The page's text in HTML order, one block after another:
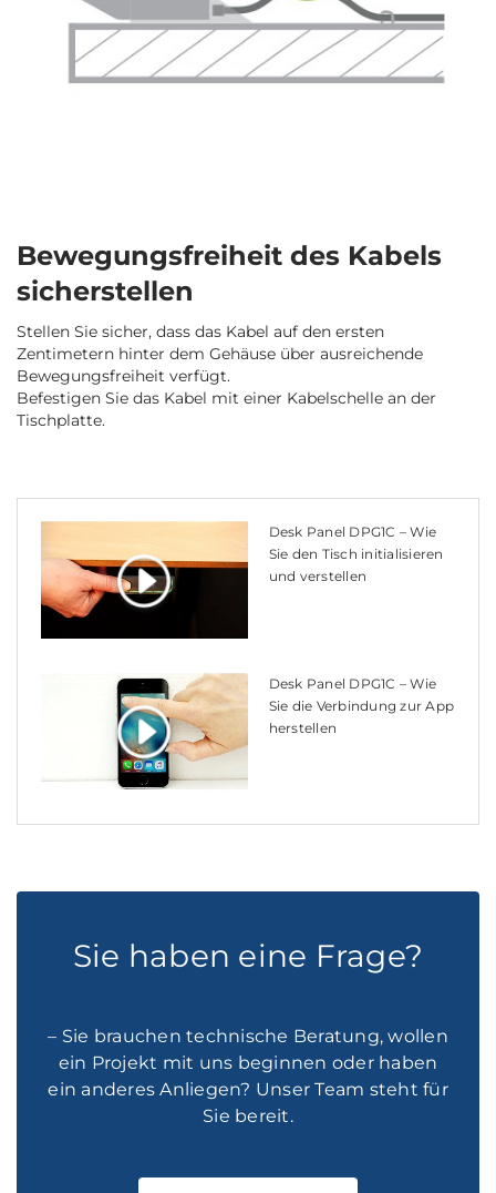
Bewegungsfreiheit des Kabels
sicherstellen
Stellen Sie sicher, dass das Kabel auf den ersten
Zentimetern hinter dem Gehäuse über ausreichende
Bewegungsfreiheit verfügt.
Befestigen Sie das Kabel mit einer Kabelschelle an der
Tischplatte.
Desk Panel DPG1C – Wie
Sie den Tisch initialisieren
und verstellen
Desk Panel DPG1C – Wie
Sie die Verbindung zur App
herstellen
Sie haben eine Frage?
– Sie brauchen technische Beratung, wollen
ein Projekt mit uns beginnen oder haben
ein anderes Anliegen? Unser Team steht für
Sie bereit.